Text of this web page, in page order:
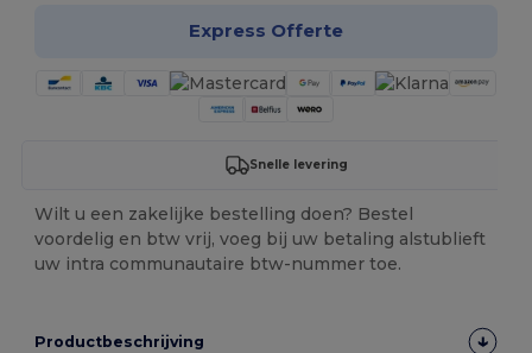
Express Offerte
Snelle levering
Wilt u een zakelijke bestelling doen? Bestel
voordelig en btw vrij, voeg bij uw betaling alstublieft
uw intra communautaire btw-nummer toe.
Productbeschrijving